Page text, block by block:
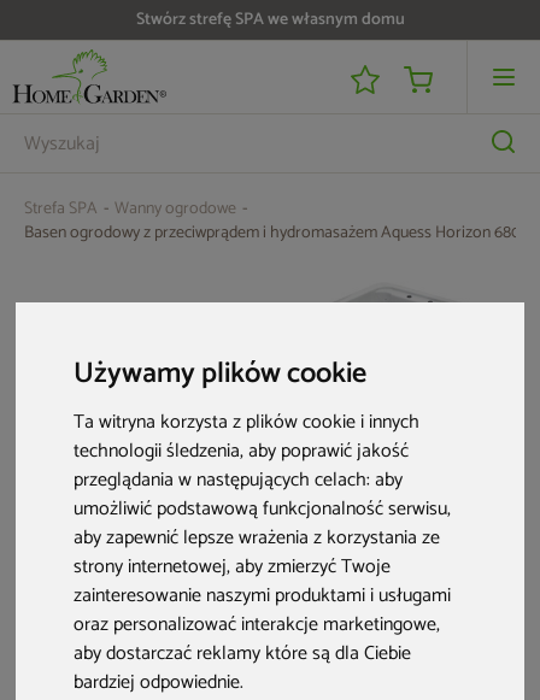
Używamy plików cookie
Ta witryna korzysta z plików cookie i innych
technologii śledzenia, aby poprawić jakość
przeglądania w następujących celach:aby
umożliwić podstawową funkcjonalność serwisu,
aby zapewnić lepsze wrażenia z korzystania ze
strony internetowej,aby zmierzyć Twoje
zainteresowanie naszymi produktami i usługami
oraz personalizować interakcje marketingowe,
aby dostarczać reklamy które są dla Ciebie
bardziej odpowiednie.
Stwórz strefę SPA we własnym domu
Do 25 000 zł zwrotu na kartę i raty RRSO 0%
Strefa SPA
Wanny ogrodowe
Basen ogrodowy z przeciwprądem i hydromasażem Aquess Horizon 680 x